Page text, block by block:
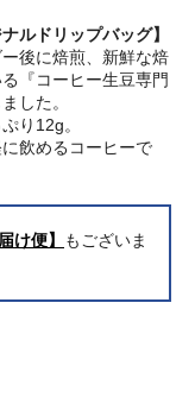
ルドリップバッグ】
後に焙煎、新鮮な焙
『コーヒー生豆専門
した。
り12g。
飲めるコーヒーで
け便】
もございま